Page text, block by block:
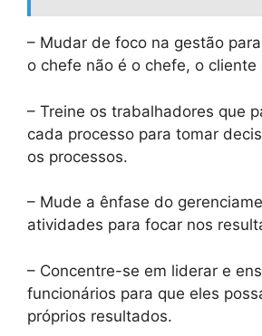
– Mudar de foco na gestão
o chefe não é o chefe, o cliente
– Treine os trabalhadores que
cada processo para tomar
os processos.
– Mude a ênfase do
atividades para focar nos
– Concentre-se em liderar e
funcionários para que eles
próprios resultados.